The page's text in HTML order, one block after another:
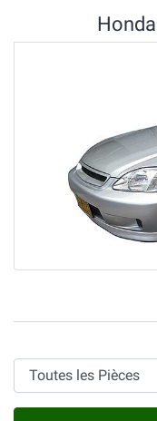
Toutes les Pièces